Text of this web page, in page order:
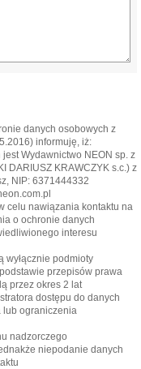
danych osobowych z
informuję, iż:
Wydawnictwo NEON sp. z
DARIUSZ KRAWCZYK s.c.) z
NIP: 6371444332
celu nawiązania kontaktu na
o ochronie danych
interesu
wyłącznie podmioty
przepisów prawa
przez okres 2 lat
dostępu do danych
lub ograniczenia
nadzorczego
niepodanie danych